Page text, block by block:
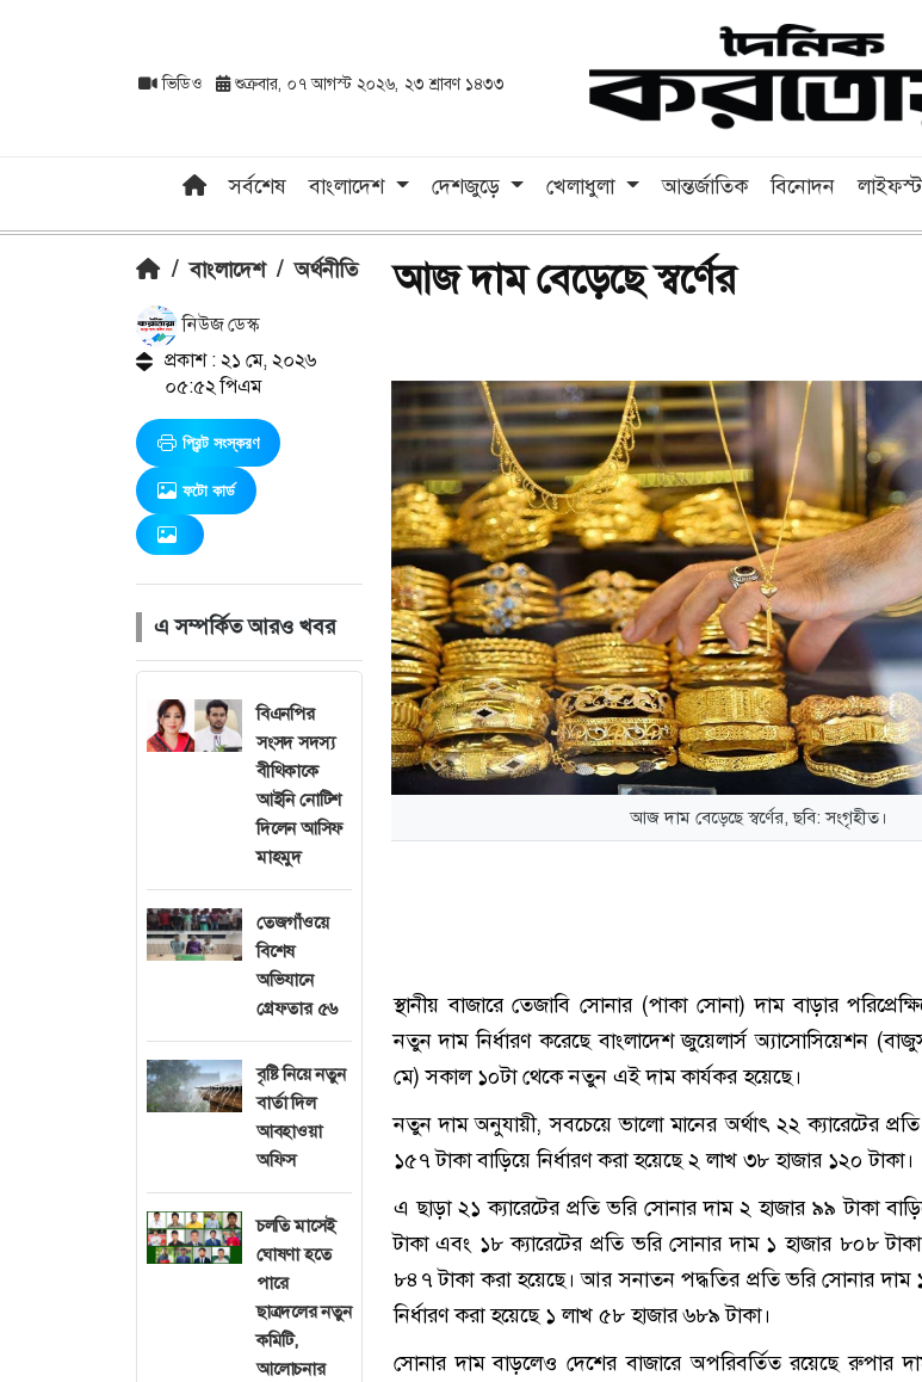
ভিডিও শুক্রবার, ০৭ আগস্ট ২০২৬, ২৩ শ্রাবণ ১৪৩৩
সর্বশেষ বাংলাদেশ দেশজুড়ে খেলাধুলা আন্তর্জাতিক বিনোদন
/ বাংলাদেশ / অর্থনীতি
নিউজ ডেস্ক
প্রকাশ : ২১ মে, ২০২৬
০৫:৫২ পিএম
প্রিন্ট সংস্করণ
ফটো কার্ড
এ সম্পর্কিত আরও খবর
বিএনপির
সংসদ সদস্য
বীথিকাকে
আইনি নোটিশ
দিলেন আসিফ
মাহমুদ
তেজগাঁওয়ে
বিশেষ
অভিযানে
গ্রেফতার ৫৬
বৃষ্টি নিয়ে নতুন
বার্তা দিল
আবহাওয়া
অফিস
চলতি মাসেই
ঘোষণা হতে
পারে
ছাত্রদলের নতুন
কমিটি,
আলোচনার
আজ দাম বেড়েছে স্বর্ণের
আজ দাম বেড়েছে স্বর্ণের, ছবি: সংগৃহীত।
স্থানীয় বাজারে তেজাবি সোনার (পাকা সোনা) দাম বাড়ার
নতুন দাম নির্ধারণ করেছে বাংলাদেশ জুয়েলার্স অ্যাসোসিয়েশন
মে) সকাল ১০টা থেকে নতুন এই দাম কার্যকর হয়েছে।
নতুন দাম অনুযায়ী, সবচেয়ে ভালো মানের অর্থাৎ ২২ ক্যারেটের
১৫৭ টাকা বাড়িয়ে নির্ধারণ করা হয়েছে ২ লাখ ৩৮ হাজার ১২০ টাকা।
এ ছাড়া ২১ ক্যারেটের প্রতি ভরি সোনার দাম ২ হাজার ৯৯ টাকা
টাকা এবং ১৮ ক্যারেটের প্রতি ভরি সোনার দাম ১ হাজার ৮০৮
৮৪৭ টাকা করা হয়েছে। আর সনাতন পদ্ধতির প্রতি ভরি সোনার দাম
নির্ধারণ করা হয়েছে ১ লাখ ৫৮ হাজার ৬৮৯ টাকা।
সোনার দাম বাড়লেও দেশের বাজারে অপরিবর্তিত রয়েছে রুপার